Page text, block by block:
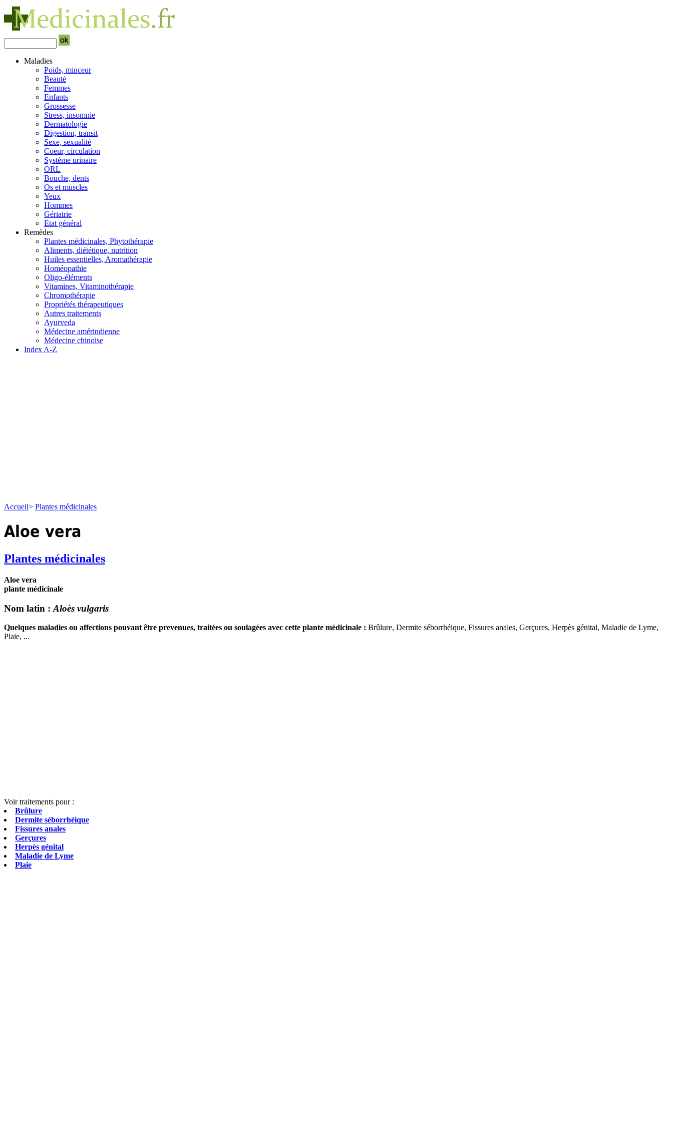
Maladies
Poids, minceur
Beauté
Femmes
Enfants
Grossesse
Stress, insomnie
Dermatologie
Digestion, transit
Sexe, sexualité
Coeur, circulation
Système urinaire
ORL
Bouche, dents
Os et muscles
Yeux
Hommes
Gériatrie
Etat général
Remèdes
Plantes médicinales, Phytothérapie
Aliments, diététique, nutrition
Huiles essentielles, Aromathérapie
Homéopathie
Oligo-éléments
Vitamines, Vitaminothérapie
Chromothérapie
Propriétés thérapeutiques
Autres traitements
Ayurveda
Médecine amérindienne
Médecine chinoise
Index A-Z
Accueil> Plantes médicinales
Aloe vera
Plantes médicinales
Aloe vera
plante médicinale
Nom latin : Aloès vulgaris
Quelques maladies ou affections pouvant être prevenues, traitées ou soulagées avec cette plante médicinale : Brûlure, Dermite séborrhéique, Fissures anales, Gerçures, Herpès génital, Maladie de Lyme,
Plaie, ...
Voir traitements pour :
Brûlure
Dermite séborrhéique
Fissures anales
Gerçures
Herpès génital
Maladie de Lyme
Plaie